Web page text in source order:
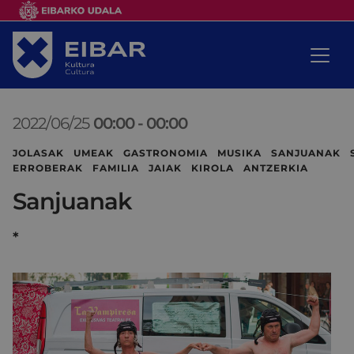
2022/06/25 00:00 - 00:00
JOLASAK UMEAK GASTRONOMIA MUSIKA SANJUANAK
ERROBERAK FAMILIA JAIAK KIROLA ANTZERKIA
Sanjuanak
*